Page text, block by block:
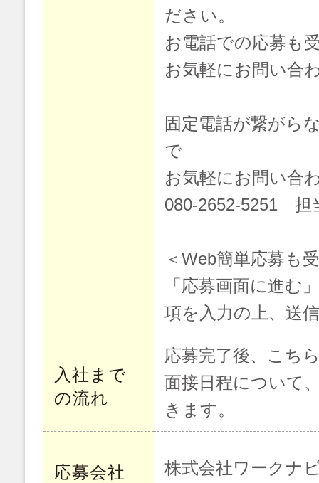
ださい。
お電話での応募も
お気軽にお問い合
固定電話が繋がら
で
お気軽にお問い合
080-2652-5251 担
＜Web簡単応募も
「応募画面に進む
項を入力の上、送
入社まで
の流れ
応募完了後、こち
面接日程について
きます。
応募会社 株式会社ワークナ